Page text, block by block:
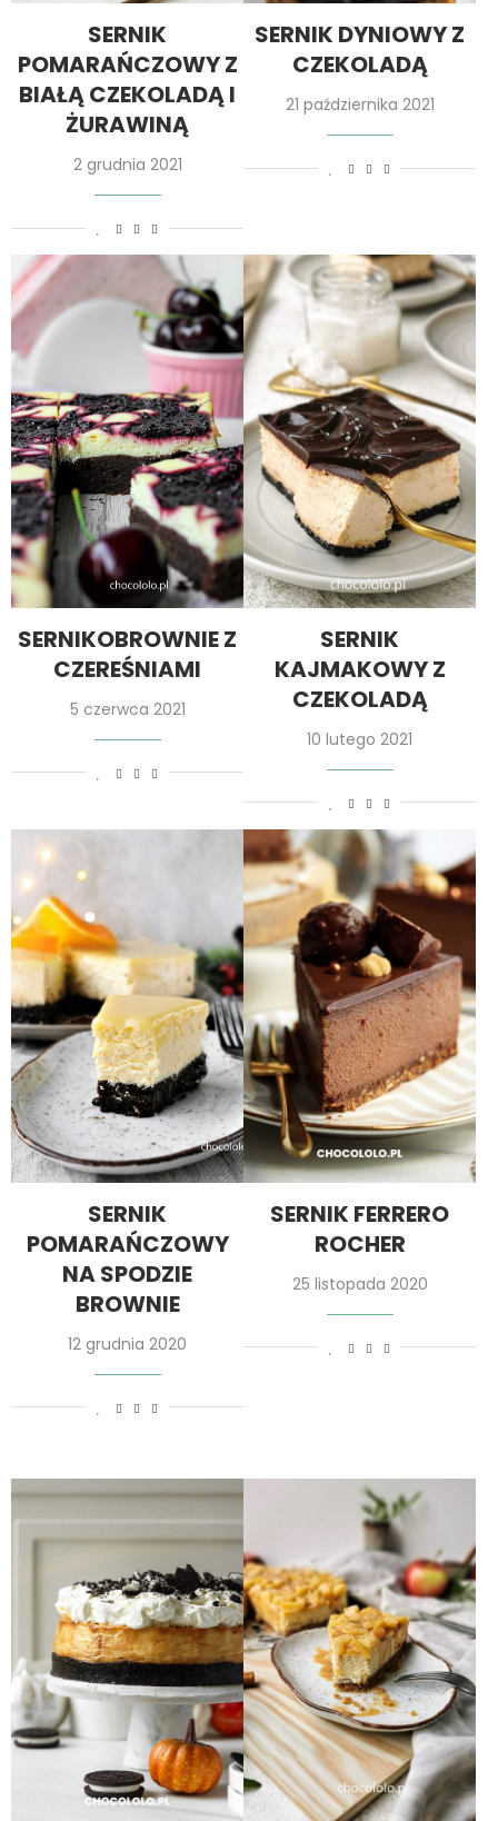
SERNIK
POMARAŃCZOWY Z
BIAŁĄ CZEKOLADĄ I
ŻURAWINĄ
2 grudnia 2021
SERNIK DYNIOWY Z
CZEKOLADĄ
21 października 2021
SERNIKOBROWNIE Z
CZEREŚNIAMI
5 czerwca 2021
SERNIK
KAJMAKOWY Z
CZEKOLADĄ
10 lutego 2021
SERNIK
POMARAŃCZOWY
NA SPODZIE
BROWNIE
12 grudnia 2020
SERNIK FERRERO
ROCHER
25 listopada 2020